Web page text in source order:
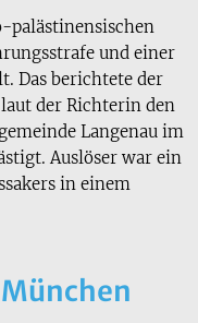
palästinensischen
und einer
Das berichtete der
der Richterin den
Langenau im
Auslöser war ein
in einem